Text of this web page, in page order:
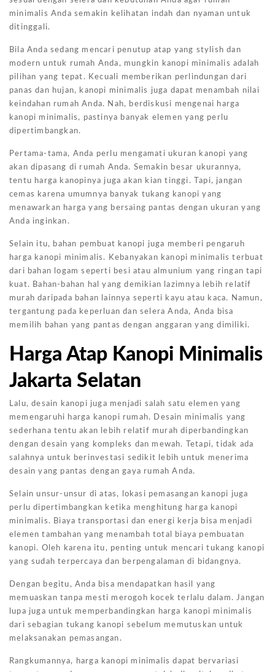
minimalis Anda semakin kelihatan indah dan nyaman untuk
ditinggali.
Bila Anda sedang mencari penutup atap yang stylish dan
modern untuk rumah Anda, mungkin kanopi minimalis adalah
pilihan yang tepat. Kecuali memberikan perlindungan dari
panas dan hujan, kanopi minimalis juga dapat menambah nilai
keindahan rumah Anda. Nah, berdiskusi mengenai harga
kanopi minimalis, pastinya banyak elemen yang perlu
dipertimbangkan.
Pertama-tama, Anda perlu mengamati ukuran kanopi yang
akan dipasang di rumah Anda. Semakin besar ukurannya,
tentu harga kanopinya juga akan kian tinggi. Tapi, jangan
cemas karena umumnya banyak tukang kanopi yang
menawarkan harga yang bersaing pantas dengan ukuran yang
Anda inginkan.
Selain itu, bahan pembuat kanopi juga memberi pengaruh
harga kanopi minimalis. Kebanyakan kanopi minimalis terbuat
dari bahan logam seperti besi atau almunium yang ringan tapi
kuat. Bahan-bahan hal yang demikian lazimnya lebih relatif
murah daripada bahan lainnya seperti kayu atau kaca. Namun,
tergantung pada keperluan dan selera Anda, Anda bisa
memilih bahan yang pantas dengan anggaran yang dimiliki.
Harga Atap Kanopi Minimalis
Jakarta Selatan
Lalu, desain kanopi juga menjadi salah satu elemen yang
memengaruhi harga kanopi rumah. Desain minimalis yang
sederhana tentu akan lebih relatif murah diperbandingkan
dengan desain yang kompleks dan mewah. Tetapi, tidak ada
salahnya untuk berinvestasi sedikit lebih untuk menerima
desain yang pantas dengan gaya rumah Anda.
Selain unsur-unsur di atas, lokasi pemasangan kanopi juga
perlu dipertimbangkan ketika menghitung harga kanopi
minimalis. Biaya transportasi dan energi kerja bisa menjadi
elemen tambahan yang menambah total biaya pembuatan
kanopi. Oleh karena itu, penting untuk mencari tukang kanopi
yang sudah terpercaya dan berpengalaman di bidangnya.
Dengan begitu, Anda bisa mendapatkan hasil yang
memuaskan tanpa mesti merogoh kocek terlalu dalam. Jangan
lupa juga untuk memperbandingkan harga kanopi minimalis
dari sebagian tukang kanopi sebelum memutuskan untuk
melaksanakan pemasangan.
Rangkumannya, harga kanopi minimalis dapat bervariasi